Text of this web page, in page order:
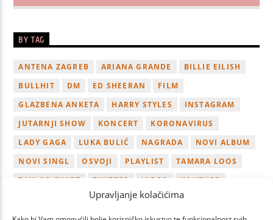
Upravljanje kolačićima
BY TAG
ANTENA ZAGREB ARIANA GRANDE
BILLIE EILISH
BULLHIT
DM ED SHEERAN
FILM
GLAZBENA ANKETA
HARRY STYLES
INSTAGRAM
JUTARNJI SHOW
KONCERT
KORONAVIRUS
LADY GAGA
LUKA BULIĆ NAGRADA
NOVI ALBUM
NOVI SINGL
OSVOJI PLAYLIST
TAMARA LOOS
TAYLOR SWIFT
TWITTER VIDEO
YOUTUBE